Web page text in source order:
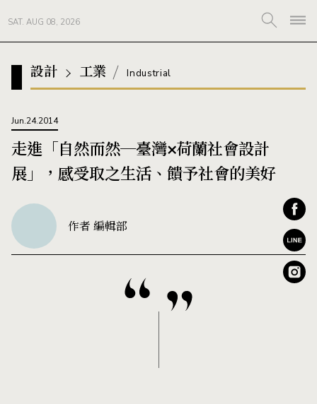
SAT. AUG 08, 2026
設計 工業 Industrial
Jun.24.2014
走進「自然而然─臺灣×荷蘭社會設計
展」，感受取之生活、饋予社會的美好
作者 編輯部